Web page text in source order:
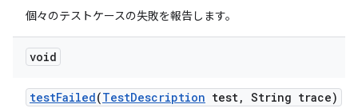
個々のテストケースの失敗を報告します。
void
testFailed(TestDescription test, String trace)